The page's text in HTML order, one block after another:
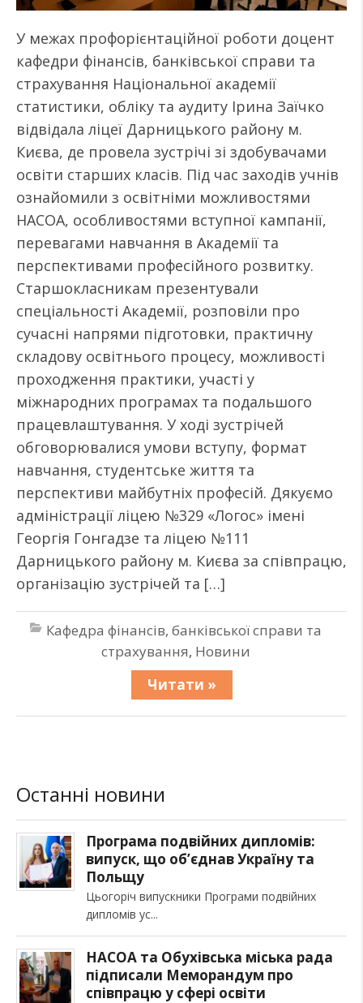
У межах профорієнтаційної роботи доцент
кафедри фінансів, банківської справи та
страхування Національної академії
статистики, обліку та аудиту Ірина Заїчко
відвідала ліцеї Дарницького району м.
Києва, де провела зустрічі зі здобувачами
освіти старших класів. Під час заходів учнів
ознайомили з освітніми можливостями
НАСОА, особливостями вступної кампанії,
перевагами навчання в Академії та
перспективами професійного розвитку.
Старшокласникам презентували
спеціальності Академії, розповіли про
сучасні напрями підготовки, практичну
складову освітнього процесу, можливості
проходження практики, участі у
міжнародних програмах та подальшого
працевлаштування. У ході зустрічей
обговорювалися умови вступу, формат
навчання, студентське життя та
перспективи майбутніх професій. Дякуємо
адміністрації ліцею №329 «Логос» імені
Георгія Гонгадзе та ліцею №111
Дарницького району м. Києва за співпрацю,
організацію зустрічей та […]
Кафедра фінансів, банківської справи та
страхування, Новини
Читати »
Останні новини
Програма подвійних дипломів:
випуск, що об’єднав Україну та
Польщу
Цьогоріч випускники Програми подвійних
дипломів ус
НАСОА та Обухівська міська рада
підписали Меморандум про
співпрацю у сфері освіти